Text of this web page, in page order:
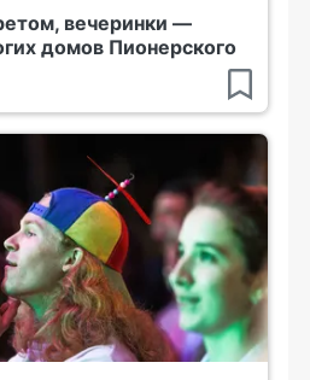
вечеринки —
домов Пионерского